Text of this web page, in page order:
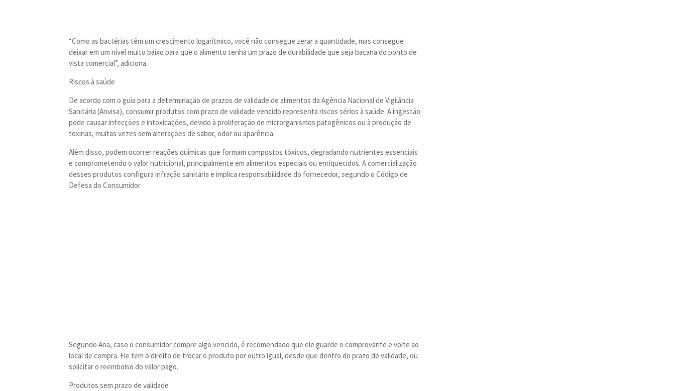
“Como as bactérias têm um crescimento logarítmico, você não consegue zerar a quantidade, mas consegue
deixar em um nível muito baixo para que o alimento tenha um prazo de durabilidade que seja bacana do ponto de
vista comercial”, adiciona.
Riscos à saúde
De acordo com o guia para a determinação de prazos de validade de alimentos da Agência Nacional de Vigilância
Sanitária (Anvisa), consumir produtos com prazo de validade vencido representa riscos sérios à saúde. A ingestão
pode causar infecções e intoxicações, devido à proliferação de microrganismos patogênicos ou à produção de
toxinas, muitas vezes sem alterações de sabor, odor ou aparência.
Além disso, podem ocorrer reações químicas que formam compostos tóxicos, degradando nutrientes essenciais
e comprometendo o valor nutricional, principalmente em alimentos especiais ou enriquecidos. A comercialização
desses produtos configura infração sanitária e implica responsabilidade do fornecedor, segundo o Código de
Defesa do Consumidor.
Segundo Ana, caso o consumidor compre algo vencido, é recomendado que ele guarde o comprovante e volte ao
local de compra. Ele tem o direito de trocar o produto por outro igual, desde que dentro do prazo de validade, ou
solicitar o reembolso do valor pago.
Produtos sem prazo de validade